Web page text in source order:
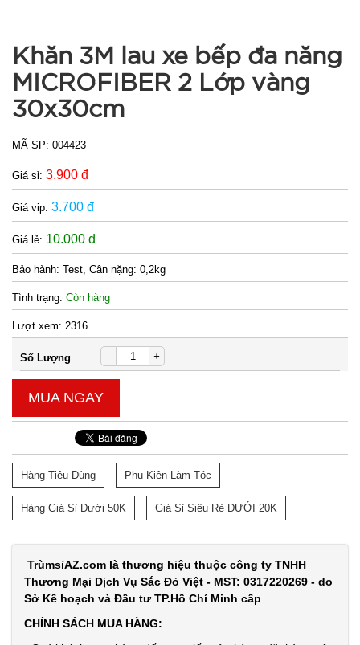
Khăn 3M lau xe bếp đa năng
MICROFIBER 2 Lớp vàng
30x30cm
MÃ SP: 004423
Giá sỉ: 3.900 đ
Giá vip: 3.700 đ
Giá lẻ: 10.000 đ
Bảo hành: Test, Cân nặng: 0,2kg
Tình trạng: Còn hàng
Lượt xem: 2316
Số Lượng - +
MUA NGAY
Hàng Tiêu Dùng Phụ Kiện Làm Tóc
Hàng Giá Sỉ Dưới 50K Giá Sỉ Siêu Rẻ DƯỚI 20K
TrùmsỉAZ.com là thương hiệu thuộc công ty TNHH
Thương Mại Dịch Vụ Sắc Đỏ Việt - MST: 0317220269 - do
Sở Kế hoạch và Đầu tư TP.Hồ Chí Minh cấp
CHÍNH SÁCH MUA HÀNG: